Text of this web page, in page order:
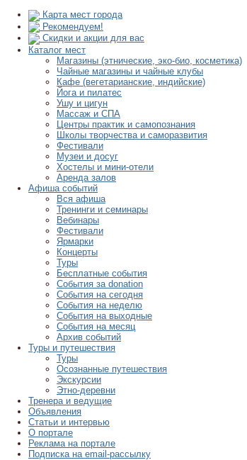
Карта мест города
Рекомендуем!
Скидки и акции для вас
Каталог мест
Магазины (этнические, эко-био, косметика)
Чайные магазины и чайные клубы
Кафе (вегетарианские, индийские)
Йога и пилатес
Ушу и цигун
Массаж и СПА
Центры практик и самопознания
Школы творчества и саморазвития
Фестивали
Музеи и досуг
Хостелы и мини-отели
Аренда залов
Афиша событий
Вся афиша
Тренинги и семинары
Вебинары
Фестивали
Ярмарки
Концерты
Туры
Бесплатные события
События за donation
События на сегодня
События на неделю
События на выходные
События на месяц
Архив событий
Туры и путешествия
Туры
Осознанные путешествия
Экскурсии
Этно-деревни
Тренера и ведущие
Объявления
Статьи и интервью
О портале
Реклама на портале
Подписка на email-рассылку